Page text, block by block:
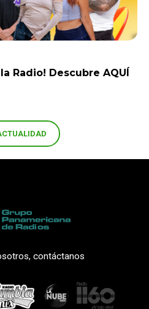
Radio! Descubre AQUÍ
contáctanos